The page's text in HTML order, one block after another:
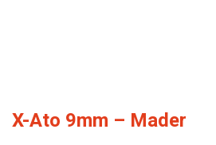
X-Ato 9mm – Mader